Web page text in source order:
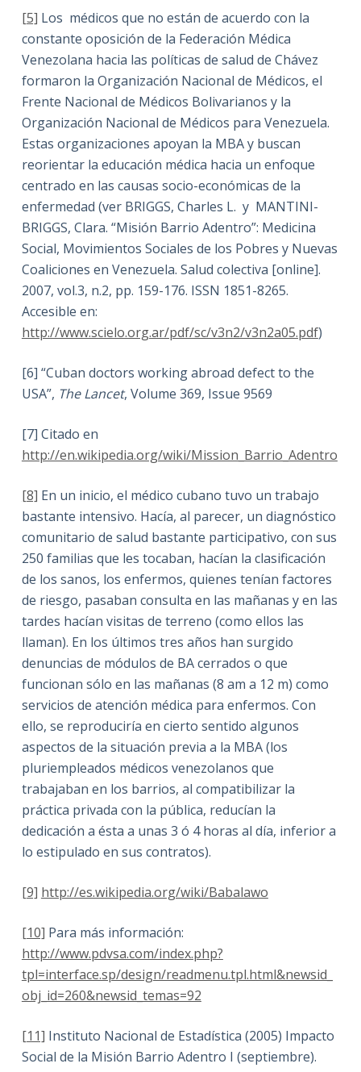
[5] Los médicos que no están de acuerdo con la
constante oposición de la Federación Médica
Venezolana hacia las políticas de salud de Chávez
formaron la Organización Nacional de Médicos, el
Frente Nacional de Médicos Bolivarianos y la
Organización Nacional de Médicos para Venezuela.
Estas organizaciones apoyan la MBA y buscan
reorientar la educación médica hacia un enfoque
centrado en las causas socio-económicas de la
enfermedad (ver BRIGGS, Charles L. y MANTINI-
BRIGGS, Clara. “Misión Barrio Adentro”: Medicina
Social, Movimientos Sociales de los Pobres y Nuevas
Coaliciones en Venezuela. Salud colectiva [online].
2007, vol.3, n.2, pp. 159-176. ISSN 1851-8265.
Accesible en:
http://www.scielo.org.ar/pdf/sc/v3n2/v3n2a05.pdf)
[6] “Cuban doctors working abroad defect to the
USA”, The Lancet, Volume 369, Issue 9569
[7] Citado en
http://en.wikipedia.org/wiki/Mission_Barrio_Adentro
[8] En un inicio, el médico cubano tuvo un trabajo
bastante intensivo. Hacía, al parecer, un diagnóstico
comunitario de salud bastante participativo, con sus
250 familias que les tocaban, hacían la clasificación
de los sanos, los enfermos, quienes tenían factores
de riesgo, pasaban consulta en las mañanas y en las
tardes hacían visitas de terreno (como ellos las
llaman). En los últimos tres años han surgido
denuncias de módulos de BA cerrados o que
funcionan sólo en las mañanas (8 am a 12 m) como
servicios de atención médica para enfermos. Con
ello, se reproduciría en cierto sentido algunos
aspectos de la situación previa a la MBA (los
pluriempleados médicos venezolanos que
trabajaban en los barrios, al compatibilizar la
práctica privada con la pública, reducían la
dedicación a ésta a unas 3 ó 4 horas al día, inferior a
lo estipulado en sus contratos).
[9] http://es.wikipedia.org/wiki/Babalawo
[10] Para más información:
http://www.pdvsa.com/index.php?
tpl=interface.sp/design/readmenu.tpl.html&newsid_
obj_id=260&newsid_temas=92
[11] Instituto Nacional de Estadística (2005) Impacto
Social de la Misión Barrio Adentro I (septiembre).